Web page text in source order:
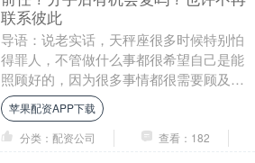
联系彼此
导语：说老实话，天秤座很多时候特别怕
得罪人，不管做什么事都很希望自己是能
照顾好的，因为很多事情都很需要顾及很
多方面，天秤座的缺点就是，很喜欢把现
在的生活和以前相....
苹果配资APP下载
分类：配资公司
查看：182